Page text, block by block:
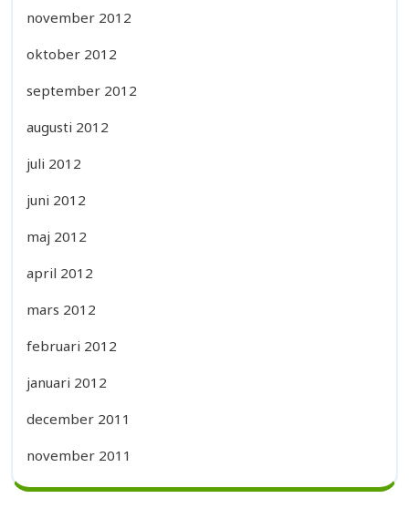
november 2012
oktober 2012
september 2012
augusti 2012
juli 2012
juni 2012
maj 2012
april 2012
mars 2012
februari 2012
januari 2012
december 2011
november 2011